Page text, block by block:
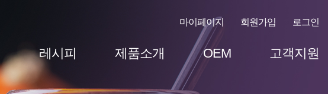
마이페이지 회원가입 로그인
레시피 제품소개 OEM 고객지원